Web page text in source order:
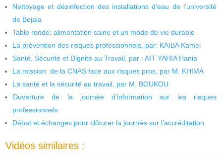
Nettoyage et désinfection des installations d’eau de l’université
de Bejaia
Table ronde: alimentation saine et un mode de vie durable
La prévention des risques professionnels, par: KAIBA Kamel
Santé, Sécurité et Dignité au Travail, par : AIT YAHIA Hania
La mission de la CNAS face aux risques pros, par M. KHIMA
La santé et la sécurité au travail, par M. BOUKOU
Ouverture de la journée d’information sur les risques
professionnels
Débat et échanges pour clôturer la journée sur l’accréditation
Vidéos similaires :